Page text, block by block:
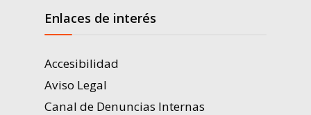
Enlaces de interés
Accesibilidad
Aviso Legal
Canal de Denuncias Internas